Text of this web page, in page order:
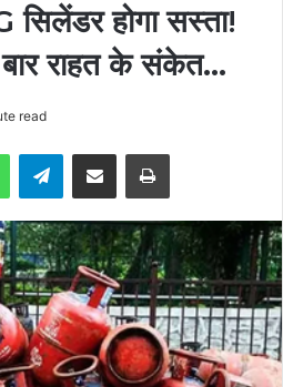
होगा सस्ता!
बार राहत के संकेत…
read
WhatsAppTelegramShare via Email Print